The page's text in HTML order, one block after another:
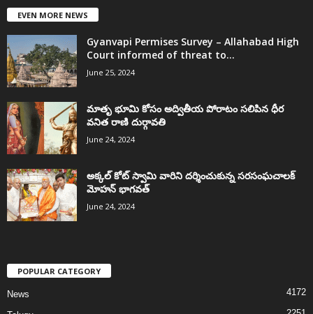
EVEN MORE NEWS
Gyanvapi Permises Survey – Allahabad High
Court informed of threat to...
June 25, 2024
మాతృ భూమి కోసం అద్వితీయ పోరాటం సలిపిన ధీర
వనిత రాణి దుర్గావతి
June 24, 2024
అక్కల్‌ కోట్‌ స్వామి వారిని దర్శించుకున్న సరసంఘచాలక్
మోహన్ భాగవత్
June 24, 2024
POPULAR CATEGORY
News 4172